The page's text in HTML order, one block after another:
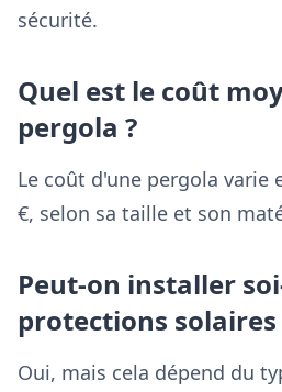
sécurité.
Quel est le coût
pergola ?
Le coût d'une pergola varie
€, selon sa taille et son
Peut-on installer
protections solaires
Oui, mais cela dépend du